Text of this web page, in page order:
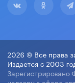
2026 © Все права
Издается с 2003
Зарегистрировано